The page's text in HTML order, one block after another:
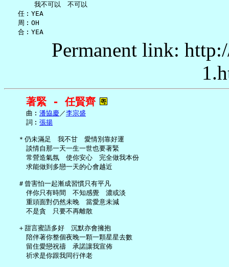
       我不可以　不可以
   任︰YEA
   周︰OH
Permanent link:
著緊 - 任賢齊
     曲︰
潘協慶 ／李宗盛
     詞︰
張揚
   ＊仍未滿足　我不甘　愛情別靠好運
     談情自那一天一生一世也要著緊
     常營造氣氛　使你安心　完全做我本份
     求能做到多戀一天的心會越近
   ＃曾害怕一起漸成習慣只有平凡
     伴你只有時間　不知感覺　濃或淡
     重頭面對仍然未晚　當愛意未減
     不是貪　只要不再離散
   ＋甜言蜜語多好　沉默亦會擁抱
     陪伴著你整個夜晚一顆一顆星星去數
     留住愛戀祝禱　承諾讓我宣佈
     祈求是你跟我同行伴老